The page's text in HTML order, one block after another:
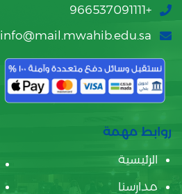
+966537091111
info@mail.mwahib.edu.sa
روابط مهمة
الرئيسية
مدارسنا